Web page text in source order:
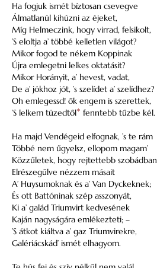
Ha fogjuk ismét bíztosan csevegve
Álmatlanúl kihúzni az éjeket,
Míg Helmeczink, hogy virrad, felsikolt,
’S eloltja a’ többé kelletlen világot?
Mikor fogod te nékem Koppinak
Újra emlegetni lelkes oktatásit?
Mikor Horányit, a’ hevest, vadat,
De a’ jókhoz jót, ’s szelídet a’ szelídhez?
Oh emlegessd! ők engem is szerettek,
’S lelkem tüzedtől* fenntebb tűzbe kél.
Ha majd Vendégeid elfognak, ’s te rám
Többé nem űgyelsz, ellopom magam’
Közzűletek, hogy rejtettebb szobádban
Elrészegűlve nézzem másait
A’ Huysumoknak és a’ Van Dyckeknek;
És ott Battóninak szép asszonyát,
Ki a’ galád Triumvirt kedvesének
Kaján nagyságára emlékezteti; –
’S átkot kiáltva a’ gaz Triumvirekre,
Galériácskád’ ismét elhagyom.